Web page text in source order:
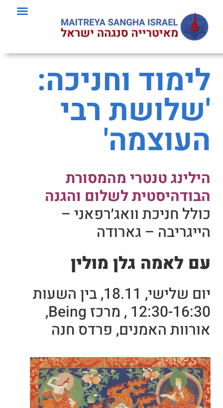
לימוד וחניכה:
'שלושת רבי
העוצמה'
הילינג טנטרי מהמסורת
הבודהיסטית לשלום והגנה
כולל חניכת וואג׳רפאני –
הייגריבה – גארודה
עם לאמה גלן מולין
יום שלישי, 18.11, בין השעות
12:30-16:30 , מרכז Being,
אורוות האמנים, פרדס חנה